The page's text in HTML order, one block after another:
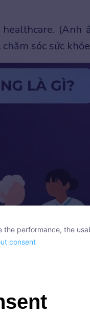
(Anh
sóc sức
the performance, the
consent
the performance, the
consent